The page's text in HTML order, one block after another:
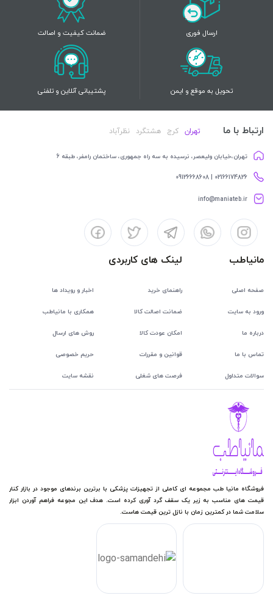
ارسال فوری ضمانت کیفیت و اصالت
تحویل به موقع و ایمن پشتیبانی آنلاین و تلفنی
ارتباط با ما تهران کرج هشتگرد نظرآباد
تهران،خیابان ولیعصر، نرسیده به سه راه جمهوری، ساختمان رامفر، طبقه 6
02166174826 | 09126668608
info@maniateb.ir
مانیاطب
صفحه اصلی
ورود به سایت
درباره ما
تماس با ما
سوالات متداول
لینک های کاربردی
راهنمای خرید اخبار و رویداد ها
ضمانت اصالت کالا همکاری با مانیاطب
امکان عودت کالا روش های ارسال
قوانین و مقررات حریم خصوصی
فرصت های شغلی نقشه سایت
فروشگاه مانیا طب مجموعه ای کاملی از تجهیزات پزشکی با برترین برندهای موجود در بازار کنار
قیمت های مناسب به زیر یک سقف گرد آوری کرده است. هدف این مجوعه فراهم آوردن ابزار
سلامت شما در کمترین زمان با نازل ترین قیمت هاست.